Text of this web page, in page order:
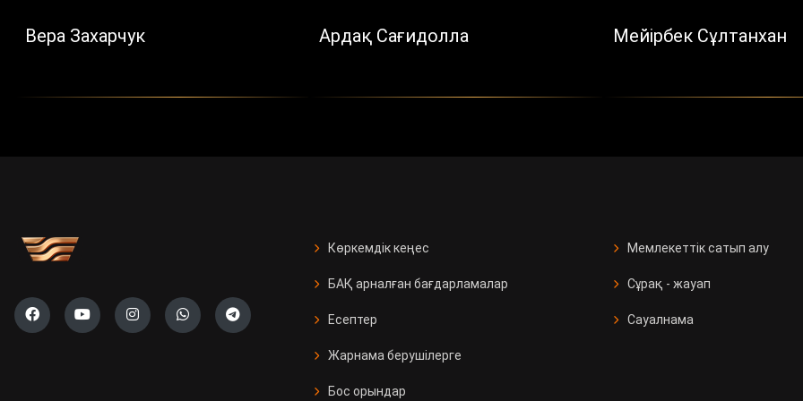
Вера Захарчук Ардақ Сағидолла Мейірбек Сұлтанхан
Көркемдік кеңес
БАҚ арналған бағдарламалар
Есептер
Жарнама берушілерге
Бос орындар
Мемлекеттік сатып алу
Сұрақ - жауап
Сауалнама